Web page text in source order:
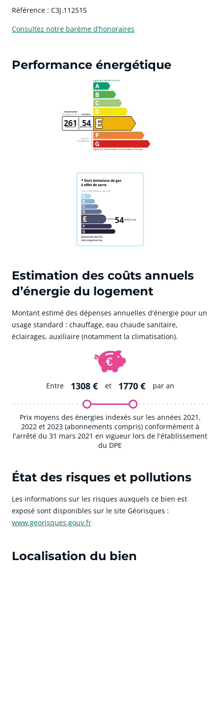
Référence : C3J.112515
Consultez notre barème d’honoraires
Performance énergétique
261 54
54
Estimation des coûts annuels
d’énergie du logement
Montant estimé des dépenses annuelles d'énergie pour un
usage standard : chauffage, eau chaude sanitaire,
éclairages, auxiliaire (notamment la climatisation).
Entre 1308 € et 1770 € par an
Prix moyens des énergies indexés sur les années 2021,
2022 et 2023 (abonnements compris) conformément à
l'arrêté du 31 mars 2021 en vigueur lors de l'établissement
du DPE
État des risques et pollutions
Les informations sur les risques auxquels ce bien est
exposé sont disponibles sur le site Géorisques :
www.georisques.gouv.fr
Localisation du bien